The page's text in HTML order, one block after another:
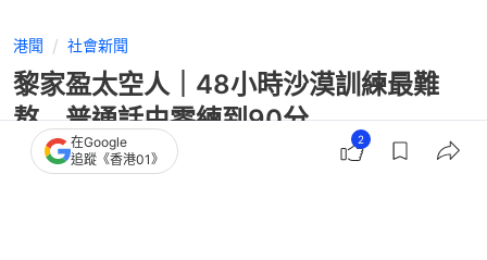
港聞 社會新聞
黎家盈太空人｜48小時沙漠訓練最難
熬 普通話由零練到90分
在Google
追蹤《香港01》
2